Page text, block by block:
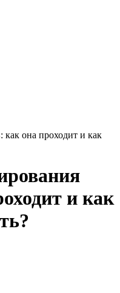
как она проходит и как
и как